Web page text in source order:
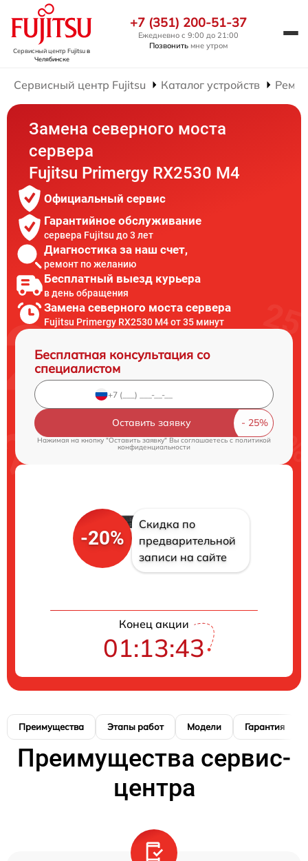
Сервисный центр Fujitsuв
Челябинске
+7 (351) 200-51-37
Ежедневно с 9:00 до 21:00
Позвонить мне утром
Сервисный центр Fujitsu Каталог устройств
Замена северного моста
сервера
Fujitsu Primergy RX2530 M4
Официальный сервис
Гарантийное обслуживание
сервера Fujitsu до 3 лет
Диагностика за наш счет,
ремонт по желанию
Бесплатный выезд курьера
в день обращения
Замена северного моста сервера
Fujitsu Primergy RX2530 M4 от 35 минут
Бесплатная консультация со
специалистом
Оставить заявку
Нажимая на кнопку "Оставить заявку" Вы соглашаетесь cполитикой
конфиденциальности
-20%
Скидка по
предварительной
записи на сайте
Конец акции
01:13:42
Преимущества Этапы работ Модели Гарантия
Преимущества сервис-
центра